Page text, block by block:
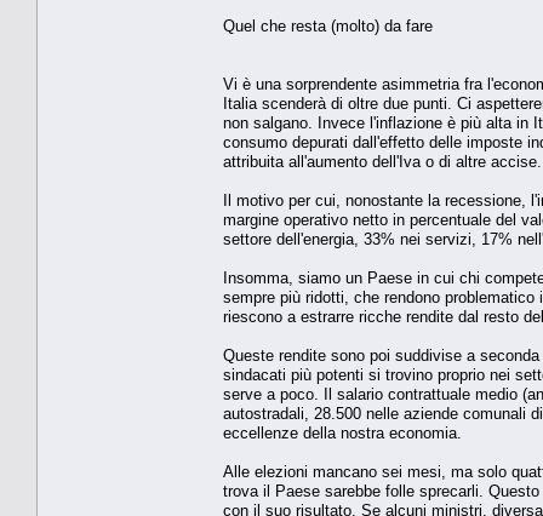
Quel che resta (molto) da fare
Vi è una sorprendente asimmetria fra
Italia scenderà di oltre due punti. Ci
non salgano. Invece l'inflazione è più alta in
consumo depurati dall'effetto delle imposte
attribuita all'aumento dell'Iva o di altre accise.
Il motivo per cui, nonostante la recessione,
margine operativo netto in percentuale del
settore dell'energia, 33% nei servizi, 17%
Insomma, siamo un Paese in cui chi
sempre più ridotti, che rendono
riescono a estrarre ricche rendite dal resto
Queste rendite sono poi suddivise a
sindacati più potenti si trovino proprio nei
serve a poco. Il salario contrattuale medio
autostradali, 28.500 nelle aziende comunali
eccellenze della nostra economia.
Alle elezioni mancano sei mesi, ma solo
trova il Paese sarebbe folle sprecarli.
con il suo risultato. Se alcuni ministri,